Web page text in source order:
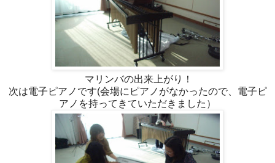
マリンバの出来上がり！
次は電子ピアノです(会場にピアノがなかったので、電子ピ
アノを持ってきていただきました）